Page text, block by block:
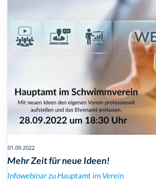
01.09.2022
Mehr Zeit für neue Ideen!
Infowebinar zu Hauptamt im Verein